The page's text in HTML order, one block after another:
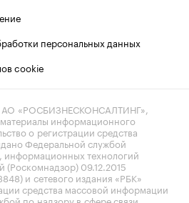
персональных данных
cookie
«РОСБИЗНЕСКОНСАЛТИНГ»,
информационного
о регистрации средства
Федеральной службой
информационных технологий
09.12.2015
и сетевого издания «РБК»
средства массовой информации
по надзору в сфере связи,